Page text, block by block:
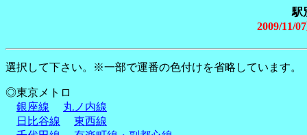
駅
2009/11/
選択して下さい。※一部で運番の色付けを省略しています。
◎東京メトロ
銀座線
丸ノ内線
日比谷線
東西線